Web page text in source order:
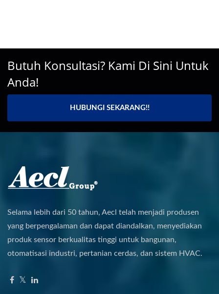
Butuh Konsultasi? Kami Di Sini Untuk
Anda!
HUBUNGI SEKARANG!!
Selama lebih dari 50 tahun, Aecl telah menjadi produsen
yang berpengalaman dan dapat diandalkan, menyediakan
produk sensor berkualitas tinggi untuk bangunan,
otomatisasi industri, pertanian cerdas, dan sistem HVAC.